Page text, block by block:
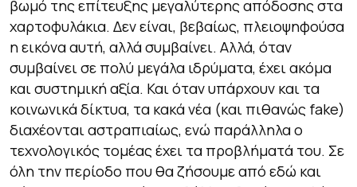
βωμό της επίτευξης μεγαλύτερης απόδοσης στα
χαρτοφυλάκια. Δεν είναι, βεβαίως, πλειοψηφούσα
η εικόνα αυτή, αλλά συμβαίνει. Αλλά, όταν
συμβαίνει σε πολύ μεγάλα ιδρύματα, έχει ακόμα
και συστημική αξία. Και όταν υπάρχουν και τα
κοινωνικά δίκτυα, τα κακά νέα (και πιθανώς fake)
διαχέονται αστραπιαίως, ενώ παράλληλα ο
τεχνολογικός τομέας έχει τα προβλήματά του. Σε
όλη την περίοδο που θα ζήσουμε από εδώ και